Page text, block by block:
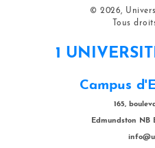
© 2026,
Tous
1
Campus
165,
Edmundston NB